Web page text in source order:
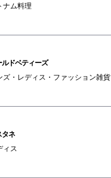
天ぷら 大吉
ナム料理
ルドベティーズ
ズ・レディス・ファッション雑貨
タネ
ィス